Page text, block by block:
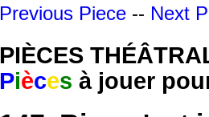
Previous Piece -- Next
PIÈCES
Pièces à jouer